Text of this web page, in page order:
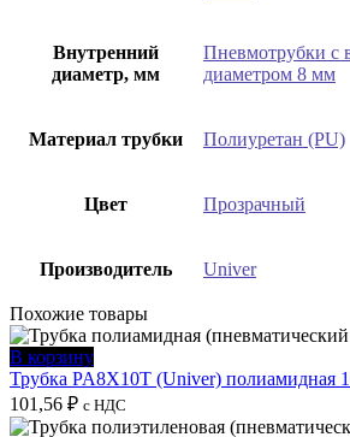
Внутренний
диаметр, мм
Пневмотрубки с
диаметром 8 мм
Материал трубки Полиуретан (PU)
Цвет Прозрачный
Производитель Univer
Похожие товары
В корзину
Трубка PA8X10T (Univer) полиамидная
101,56 ₽ с НДС